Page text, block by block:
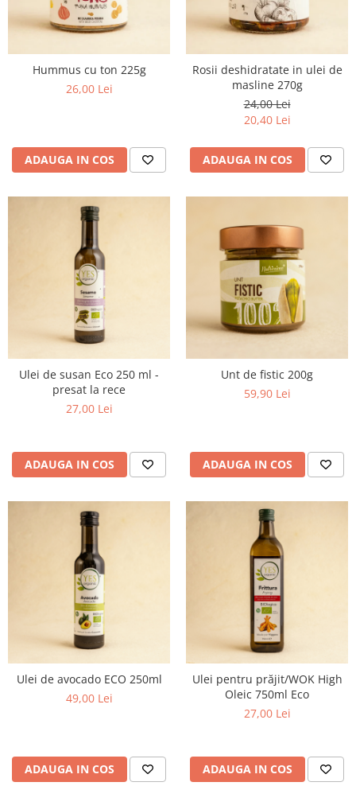
Hummus cu ton 225g
26,00 Lei
ADAUGA IN COS
Rosii deshidratate in ulei de
masline 270g
24,00 Lei
20,40 Lei
ADAUGA IN COS
Ulei de susan Eco 250 ml -
presat la rece
27,00 Lei
ADAUGA IN COS
Unt de fistic 200g
59,90 Lei
ADAUGA IN COS
Ulei de avocado ECO 250ml
49,00 Lei
ADAUGA IN COS
Ulei pentru prăjit/WOK High
Oleic 750ml Eco
27,00 Lei
ADAUGA IN COS